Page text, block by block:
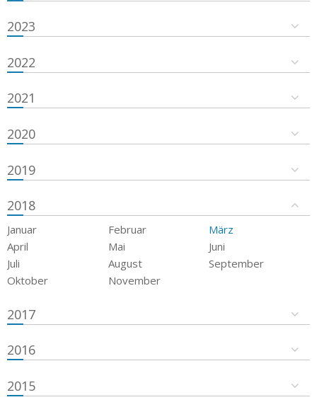
2023
2022
2021
2020
2019
2018
Januar Februar
März
April
Mai
Juni
Juli
August
September
Oktober
November
2017
2016
2015